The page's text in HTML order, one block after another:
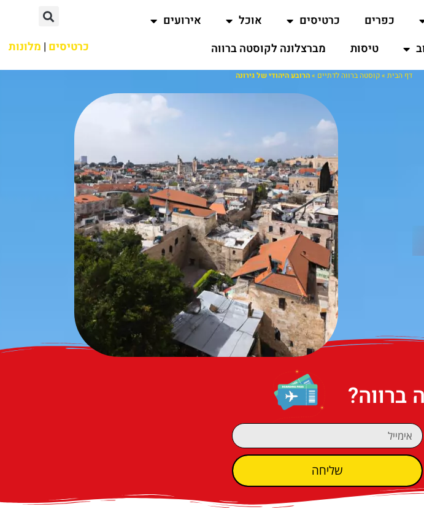
כפרים כרטיסים אוכל
אירועים
טיסות מברצלונה לקוסטה ברווה כרטיסים | מלונות
דף הבית »קוסטה ברווה לדתיים »הרובע היהודי של גירונה
ברווה?
שליחה